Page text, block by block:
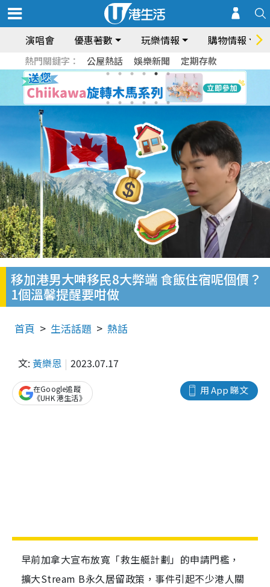
演唱會 優惠著數 玩樂情報 購物情報
熱門關鍵字： 公屋熱話 娛樂新聞 定期存款
移加港男大呻移民8大弊端 食飯住宿呢個價？
1個溫馨提醒要咁做
首頁 生活話題 熱話
文: 黃樂恩 2023.07.17
用 App 睇文
在Google追蹤
《UHK 港生活》
早前加拿大宣布放寬「救生艇計劃」的申請門檻，
擴大Stream B永久居留政策，事件引起不少港人關